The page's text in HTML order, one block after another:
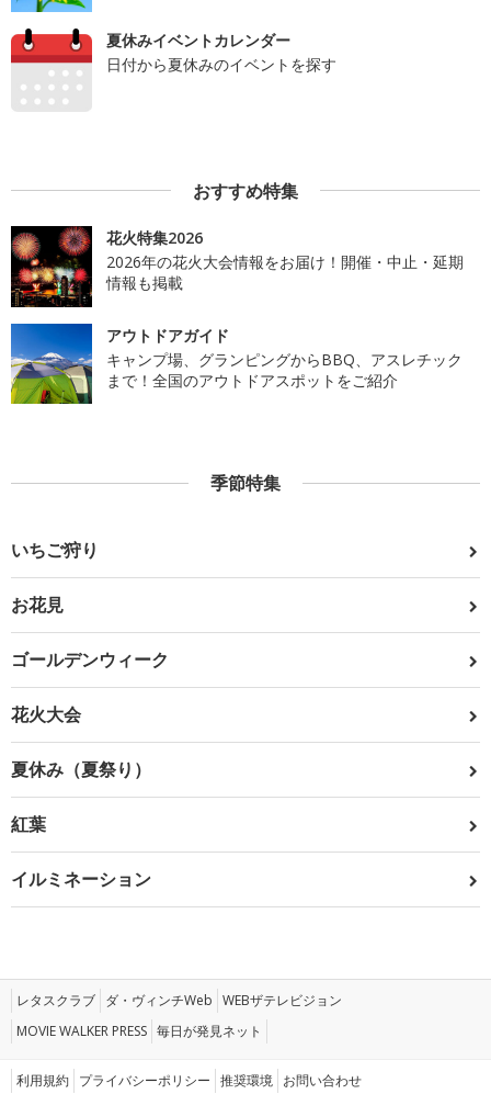
夏休みイベントカレンダー
日付から夏休みのイベントを探す
おすすめ特集
花火特集2026
2026年の花火大会情報をお届け！開催・中止・延期
情報も掲載
アウトドアガイド
キャンプ場、グランピングからBBQ、アスレチック
まで！全国のアウトドアスポットをご紹介
季節特集
いちご狩り
お花見
ゴールデンウィーク
花火大会
夏休み（夏祭り）
紅葉
イルミネーション
レタスクラブ ダ・ヴィンチWeb WEBザテレビジョン
MOVIE WALKER PRESS 毎日が発見ネット
利用規約 プライバシーポリシー 推奨環境 お問い合わせ